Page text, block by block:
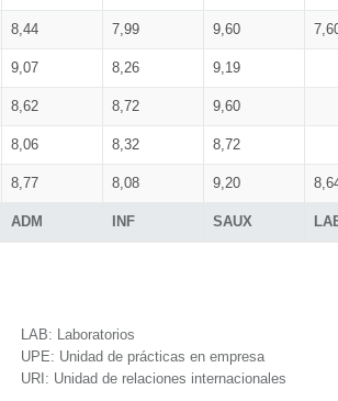
ADM INF SAUX
8,44 7,99 9,60
9,07 8,26 9,19
8,62 8,72 9,60
8,06 8,32 8,72
8,77 8,08 9,20
LAB: Laboratorios
UPE: Unidad de prácticas en empresa
URI: Unidad de relaciones internacionales